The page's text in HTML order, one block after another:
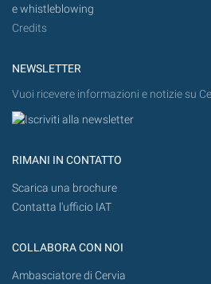
e whistleblowing
Credits
NEWSLETTER
Vuoi ricevere informazioni e notizie su
RIMANI IN CONTATTO
Scarica una brochure
Contatta l'ufficio IAT
COLLABORA CON NOI
Ambasciatore di Cervia